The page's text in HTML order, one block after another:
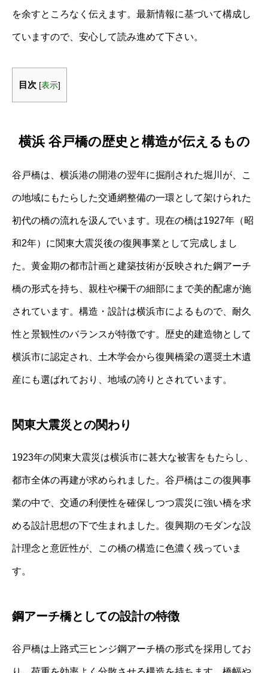
を余すところなく伝えます。最新情報に基づいて構成し
ていますので、安心して読み進めて下さい。
目次 [表示]
横浜 谷戸橋の歴史と構造が伝えるもの
谷戸橋は、横浜港の開港の翌年に掘削された堀川が、こ
の地域にもたらした交通網整備の一環として架けられた
初代の橋の流れを汲んでいます。現在の橋は1927年（昭
和2年）に関東大震災後の復興事業として完成しまし
た。黄金期の都市計画と建築技術が反映された鋼アーチ
橋の形式を持ち、親柱や欄干の細部にまで美的配慮が施
されています。構造・設計は横浜市によるもので、耐久
性と景観性のバランスが特徴です。歴史的建造物として
横浜市に認定され、土木学会から復興橋梁の選奨土木遺
産にも選ばれており、地域の誇りとされています。
関東大震災との関わり
1923年の関東大震災は横浜市に甚大な被害をもたらし、
都市全体の再建が求められました。谷戸橋はこの復興事
業の中で、交通の利便性を確保しつつ震災に強い橋を求
める設計思想の下で生まれました。復興期のモダンな設
計理念と意匠性が、この橋の構造に色濃く残っていま
す。
鋼アーチ橋としての設計の特徴
谷戸橋は上路式三ヒンジ鋼アーチ橋の形式を採用してお